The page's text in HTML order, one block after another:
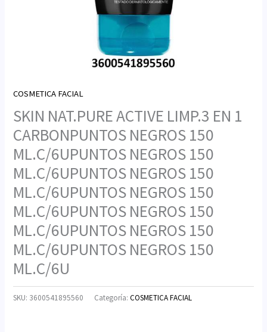
COSMETICA FACIAL
SKIN NAT.PURE ACTIVE LIMP.3 EN 1
CARBONPUNTOS NEGROS 150
ML.C/6UPUNTOS NEGROS 150
ML.C/6UPUNTOS NEGROS 150
ML.C/6UPUNTOS NEGROS 150
ML.C/6UPUNTOS NEGROS 150
ML.C/6UPUNTOS NEGROS 150
ML.C/6UPUNTOS NEGROS 150
ML.C/6U
SKU: 3600541895560 Categoría:COSMETICA FACIAL